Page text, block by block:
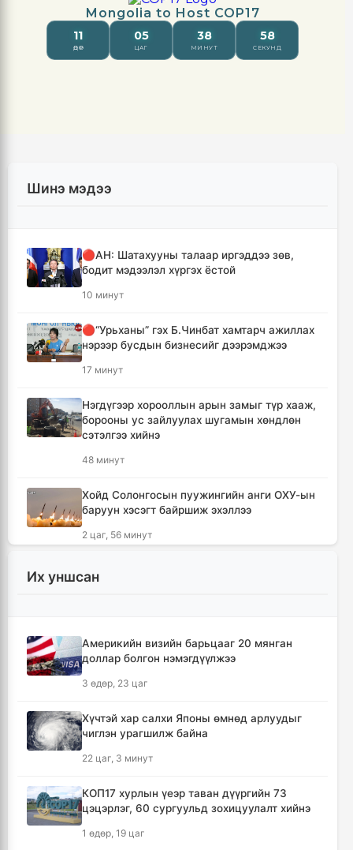
Шинэ мэдээ
🔴АН: Шатахууны талаар иргэддээ зөв,
бодит мэдээлэл хүргэх ёстой
10 минут
🔴“Урьханы” гэх Б.Чинбат хамтарч ажиллах
нэрээр бусдын бизнесийг дээрэмджээ
17 минут
Нэгдүгээр хорооллын арын замыг түр хааж,
борооны ус зайлуулах шугамын хөндлөн
сэтэлгээ хийнэ
48 минут
Хойд Солонгосын пуужингийн анги ОХУ-ын
баруун хэсэгт байршиж эхэллээ
2 цаг, 56 минут
хэмжээнүүд
Хөвсгөлийн уулархаг нутаг, Дорнод-
Дарьгангын тал нутгаар дуу цахилгаантай
Татварын өртэй шатахуун импортлогч ААН-
АНУ-ын Элчин сайдын яам нэн
байхыг иргэддээ зөвлөжээ
Их уншсан
Америкийн визийн барьцааг 20 мянган
доллар болгон нэмэгдүүлжээ
3 өдөр, 23 цаг
Хүчтэй хар салхи Японы өмнөд арлуудыг
чиглэн урагшилж байна
22 цаг, 3 минут
КОП17 хурлын үеэр таван дүүргийн 73
цэцэрлэг, 60 сургуульд зохицуулалт хийнэ
1 өдөр, 19 цаг